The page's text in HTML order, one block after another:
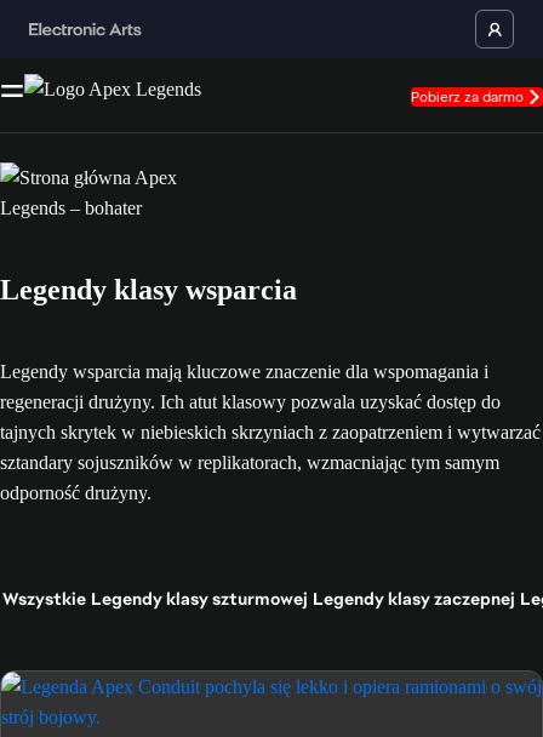
Pobierz za darmo
Legendy klasy wsparcia
Legendy wsparcia mają kluczowe znaczenie dla wspomagania i
regeneracji drużyny. Ich atut klasowy pozwala uzyskać dostęp do
tajnych skrytek w niebieskich skrzyniach z zaopatrzeniem i wytwarzać
sztandary sojuszników w replikatorach, wzmacniając tym samym
odporność drużyny.
Wszystkie Legendy klasy szturmowej Legendy klasy zaczepnej